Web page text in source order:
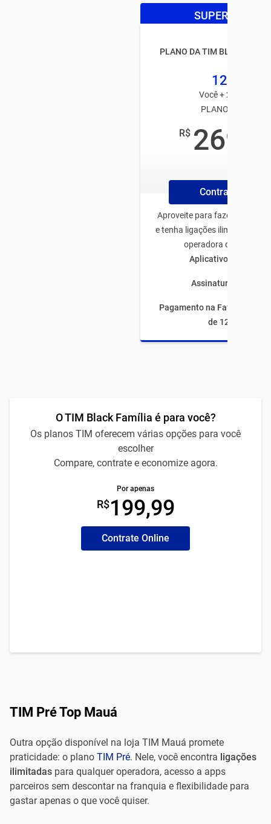
SUPER OFERTA
PLANO DA TIM BLACK
125GB
Você + 2 usuários
PLANO TIM PÓS
R$ 269
Contrate Plano
Aproveite para fazer o plano
e tenha ligações ilimitadas
operadora de todo
Aplicativos
Assinaturas
Pagamento na Fatura com
de 12 meses
O TIM Black Família é para você?
Os planos TIM oferecem várias opções para você
escolher
Compare, contrate e economize agora.
Por apenas
R$199,99
Contrate Online
TIM Pré Top Mauá
Outra opção disponível na loja TIM Mauá promete
praticidade: o plano TIM Pré. Nele, você encontra ligações
ilimitadas para qualquer operadora, acesso a apps
parceiros sem descontar na franquia e flexibilidade para
gastar apenas o que você quiser.